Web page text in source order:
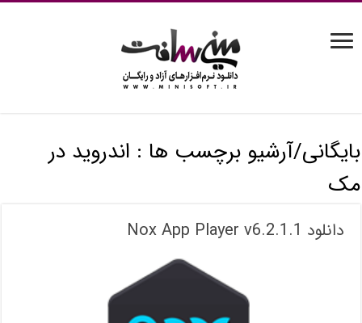
بایگانی/آرشیو برچسب ها : اندروید در
مک
دانلود Nox App Player v6.2.1.1